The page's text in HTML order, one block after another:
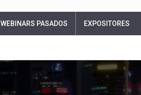
WEBINARS PASADOS EXPOSITORES